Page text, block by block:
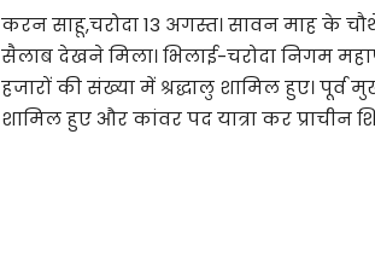
करन साहू,चरोदा 13 अगस्त। सावन माह के
सैलाब देखने मिला। भिलाई-चरोदा निगम
हजारों की संख्या में श्रद्धालु शामिल हुए।
शामिल हुए और कांवर पद यात्रा कर प्राचीन